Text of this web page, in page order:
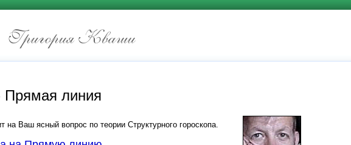
Прямая линия
на Ваш ясный вопрос по теории Структурного гороскопа.